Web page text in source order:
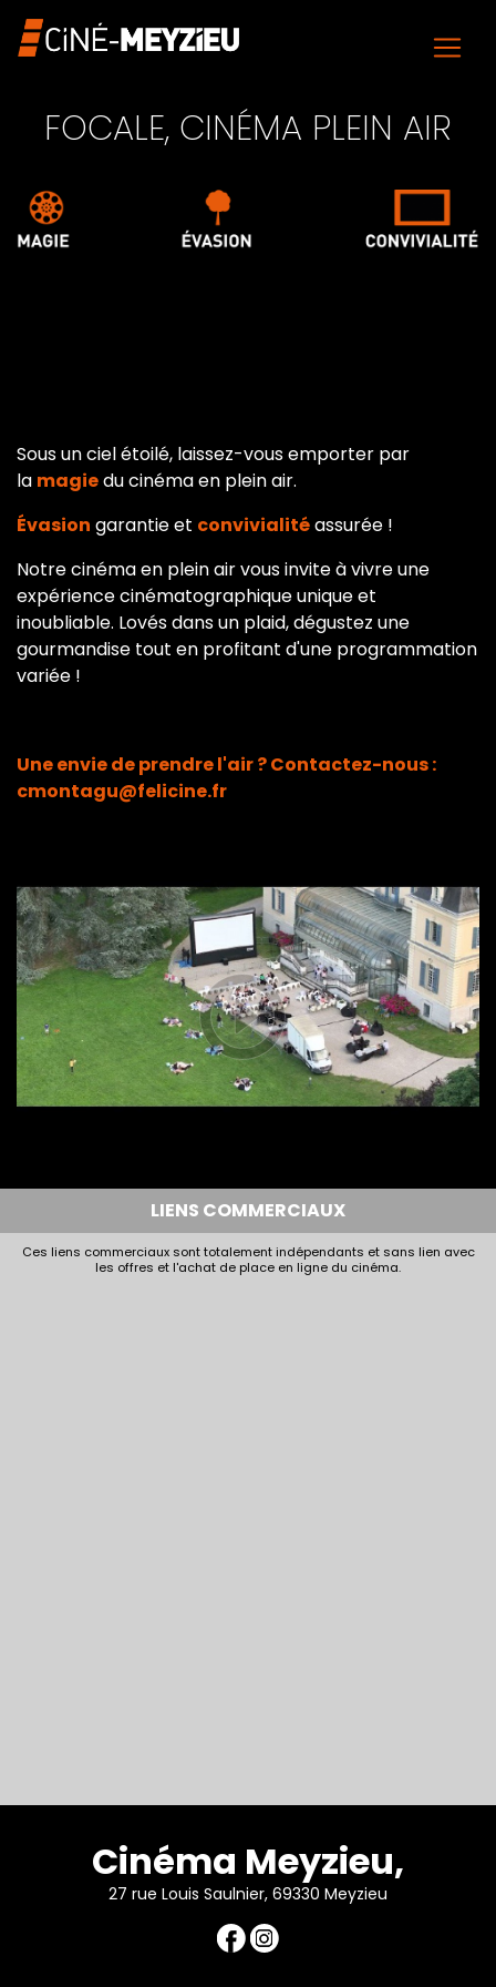
FOCALE, CINÉMA PLEIN AIR
Sous un ciel étoilé, laissez-vous emporter par
la magiedu cinéma en plein air.
Évasion garantie et convivialitéassurée !
Notre cinéma en plein air vous invite à vivre une
expérience cinématographique unique et
inoubliable. Lovés dans un plaid, dégustez une
gourmandise tout en profitant d'une programmation
variée !
Une envie de prendre l'air ? Contactez-nous :
cmontagu@felicine.fr
LIENS COMMERCIAUX
Ces liens commerciaux sont totalement indépendants et sans lien avec
les offres et l'achat de place en ligne du cinéma.
Cinéma Meyzieu,
27 rue Louis Saulnier, 69330 Meyzieu